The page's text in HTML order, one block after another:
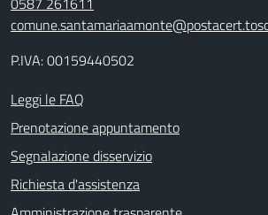
P.IVA: 00159440502
Leggi le FAQ
Prenotazione appuntamento
Segnalazione disservizio
Richiesta d'assistenza